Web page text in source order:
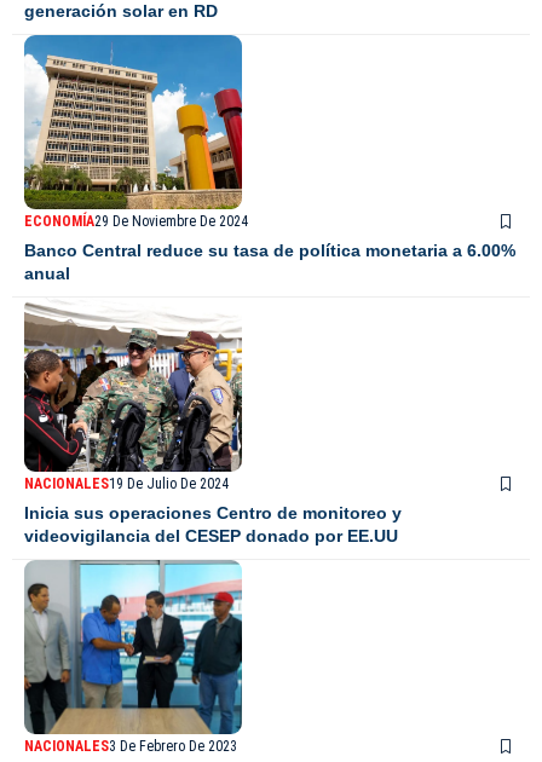
generación solar en RD
ECONOMÍA29 De Noviembre De 2024
Banco Central reduce su tasa de política monetaria a 6.00%
anual
NACIONALES19 De Julio De 2024
Inicia sus operaciones Centro de monitoreo y
videovigilancia del CESEP donado por EE.UU
NACIONALES3 De Febrero De 2023